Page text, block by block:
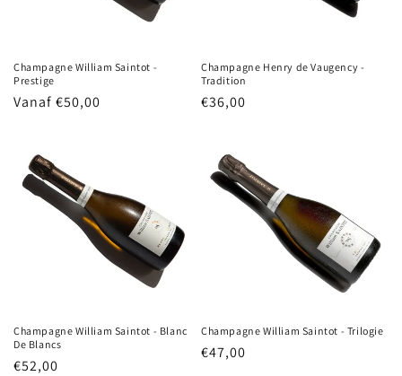
Champagne William Saintot -
Prestige
Normale
Vanaf €50,00
Champagne Henry de Vaugency -
Tradition
Normale
€36,00
Champagne William Saintot - Blanc
De Blancs
Normale
€52,00
Champagne William Saintot - Trilogie
Normale
€47,00